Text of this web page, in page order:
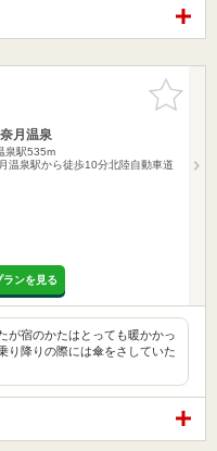
お気に入
りに追加
月温泉
泉駅535m
温泉駅から徒歩10分北陸自動車道
ンを見る
が宿のかたはとっても暖かかっ
り降りの際には傘をさしていた